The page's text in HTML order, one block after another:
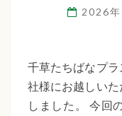
2026
千草たちばなプ
社様にお越しい
しました。 今回